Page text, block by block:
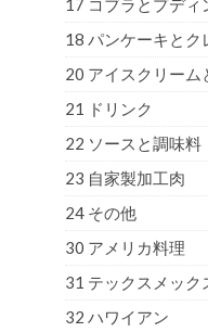
17 コブラとプディ
18 パンケーキとク
20 アイスクリーム
21 ドリンク
22 ソースと調味料
23 自家製加工肉
24 その他
30 アメリカ料理
31 テックスメック
32 ハワイアン